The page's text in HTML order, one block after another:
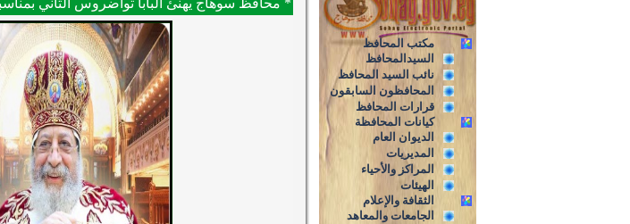
مكتب المحافظ
السيدالمحافظ
نائب السيد المحافظ
المحافظون السابقون
قرارات المحافظ
كيانات المحافظة
الديوان العام
المديريات
المراكز والأحياء
الهيئات
الثقافة والإعلام
الجامعات والمعاهد
* محافظ سوهاج يهنئ البابا تواضروس الثاني